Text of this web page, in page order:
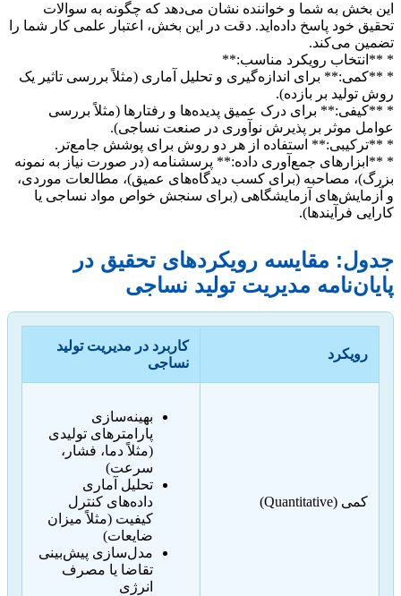
این بخش به شما و خواننده نشان می‌دهد که چگونه به سوالات
تحقیق خود پاسخ داده‌اید. دقت در این بخش، اعتبار علمی کار شما را
تضمین می‌کند.
* **انتخاب رویکرد مناسب:**
* **کمی:** برای اندازه‌گیری و تحلیل آماری (مثلاً بررسی تاثیر یک
روش تولید بر بازده).
* **کیفی:** برای درک عمیق پدیده‌ها و رفتارها (مثلاً بررسی
عوامل موثر بر پذیرش نوآوری در صنعت نساجی).
* **ترکیبی:** استفاده از هر دو روش برای پوشش جامع‌تر.
* **ابزارهای جمع‌آوری داده:** پرسشنامه (در صورت نیاز به نمونه
بزرگ)، مصاحبه (برای کسب دیدگاه‌های عمیق)، مطالعات موردی،
و آزمایش‌های آزمایشگاهی (برای سنجش خواص مواد نساجی یا
کارایی فرآیندها).
جدول: مقایسه رویکردهای تحقیق در
پایان‌نامه مدیریت تولید نساجی
رویکرد
کاربرد در مدیریت تولید
نساجی
کمی (Quantitative)
بهینه‌سازی
پارامترهای تولیدی
(مثلاً دما، فشار،
سرعت)
تحلیل آماری
داده‌های کنترل
کیفیت (مثلاً میزان
ضایعات)
مدل‌سازی پیش‌بینی
تقاضا یا مصرف
انرژی